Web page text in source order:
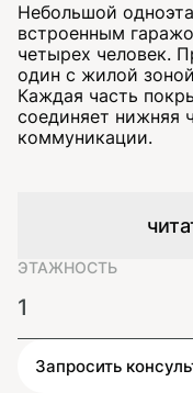
Небольшой
встроенным
четырех человек.
один с жилой
Каждая часть
соединяет нижняя
коммуникации.
ЭТАЖНОСТЬ
1
Запросить